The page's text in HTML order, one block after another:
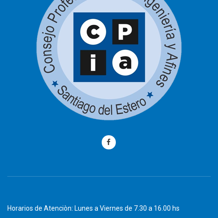
Horarios de Atenciòn: Lunes a Viernes de 7.30 a 16.00 hs